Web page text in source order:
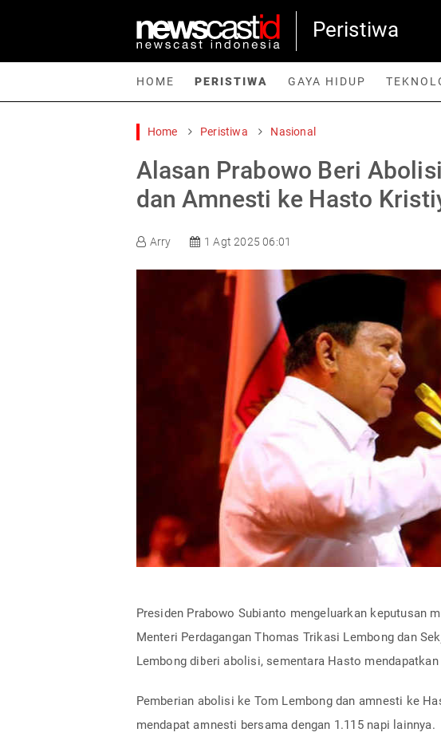
Peristiwa
HOME PERISTIWA GAYA HIDUP
Gaya Hidup
Home Peristiwa Nasional
Alasan Prabowo Beri
dan Amnesti ke Hasto
Arry 1 Agt 2025 06:01
Presiden Prabowo Subianto mengeluarkan keputusan
Menteri Perdagangan Thomas Trikasi Lembong dan
Lembong diberi abolisi, sementara Hasto
Pemberian abolisi ke Tom Lembong dan amnesti ke
mendapat amnesti bersama dengan 1.115 napi lainnya.